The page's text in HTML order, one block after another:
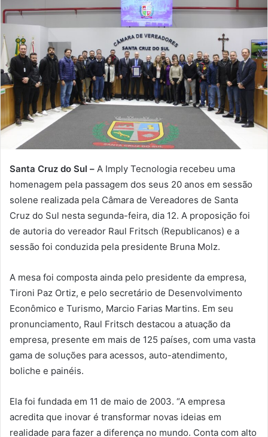
Santa Cruz do Sul – A Imply Tecnologia recebeu uma
homenagem pela passagem dos seus 20 anos em sessão
solene realizada pela Câmara de Vereadores de Santa
Cruz do Sul nesta segunda-feira, dia 12. A proposição foi
de autoria do vereador Raul Fritsch (Republicanos) e a
sessão foi conduzida pela presidente Bruna Molz.
A mesa foi composta ainda pelo presidente da empresa,
Tironi Paz Ortiz, e pelo secretário de Desenvolvimento
Econômico e Turismo, Marcio Farias Martins. Em seu
pronunciamento, Raul Fritsch destacou a atuação da
empresa, presente em mais de 125 países, com uma vasta
gama de soluções para acessos, auto-atendimento,
boliche e painéis.
Ela foi fundada em 11 de maio de 2003. “A empresa
acredita que inovar é transformar novas ideias em
realidade para fazer a diferença no mundo. Conta com alto